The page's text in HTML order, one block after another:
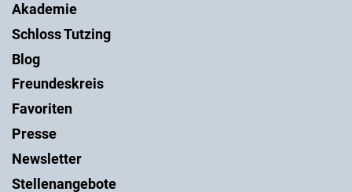
Akademie
Schloss Tutzing
Blog
Freundeskreis
Favoriten
Presse
Newsletter
Stellenangebote